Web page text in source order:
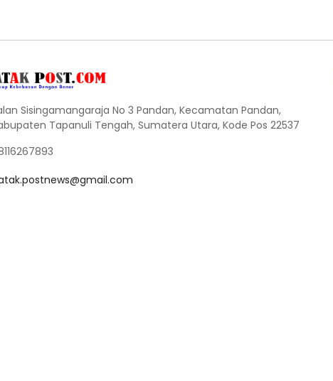
Sisingamangaraja No 3 Pandan, Kecamatan Pandan,
Tapanuli Tengah, Sumatera Utara, Kode Pos 22537